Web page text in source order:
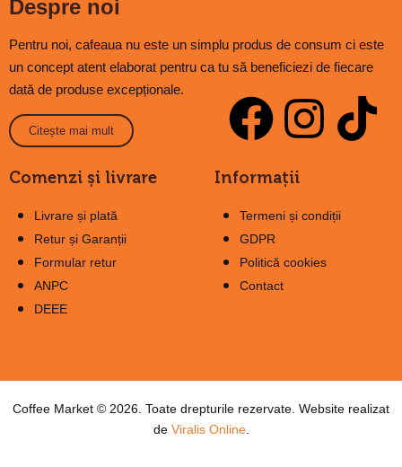
Despre noi
Pentru noi, cafeaua nu este un simplu produs de consum ci este
un concept atent elaborat pentru ca tu să beneficiezi de fiecare
dată de produse excepționale.
Citește mai mult
Comenzi și livrare
Livrare și plată
Retur și Garanții
Formular retur
ANPC
DEEE
Informații
Termeni și condiții
GDPR
Politică cookies
Contact
Coffee Market © 2026. Toate drepturile rezervate. Website realizat
de Viralis Online.